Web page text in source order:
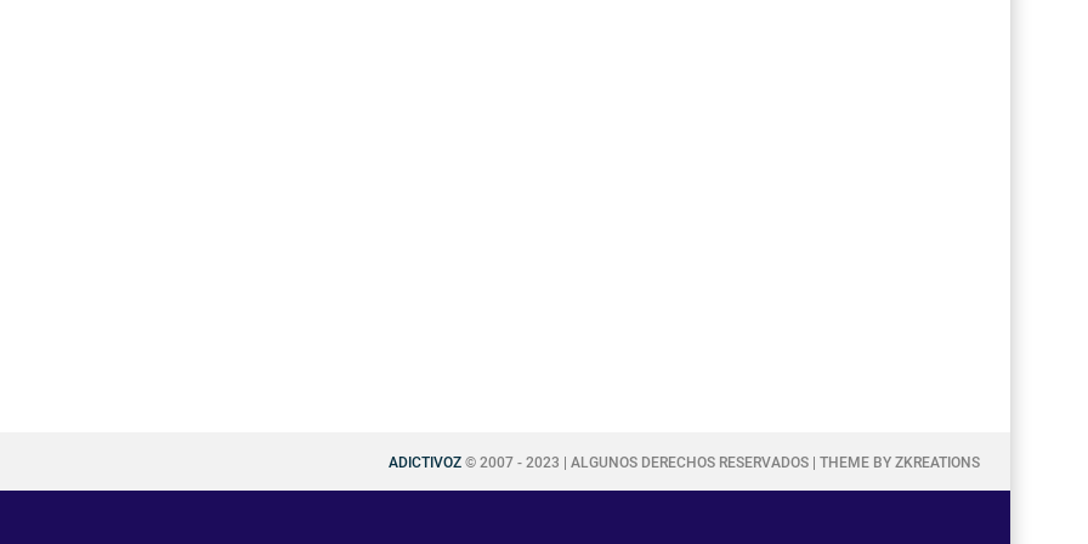
ADICTIVOZ © 2007 - 2023 | ALGUNOS DERECHOS RESERVADOS | THEME BY ZKREATIONS